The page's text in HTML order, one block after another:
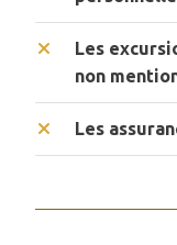
Les
non
Les